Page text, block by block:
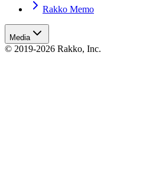
Rakko Memo
Media
© 2019-2026 Rakko, Inc.